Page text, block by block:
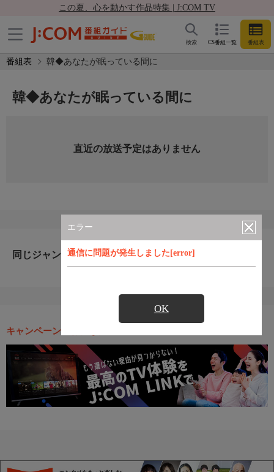
この夏、心を動かす作品特集 | J:COM TV
CS番組一覧 番組表
検索
番組表 韓◆あなたが眠っている間に
エラー
通信に問題が発生しました[error]
OK
韓◆あなたが眠っている間に
直近の放送予定はありません
同じジャンルのおすすめ番組
キャンペーン・お得な情報